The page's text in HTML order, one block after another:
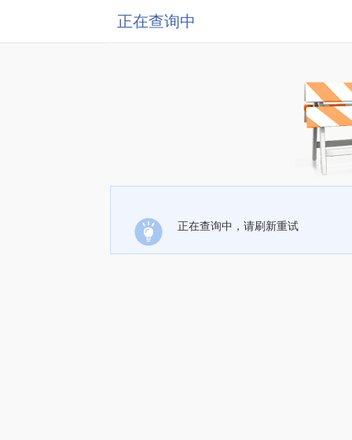
正在查询中
正在查询中，请刷新重试